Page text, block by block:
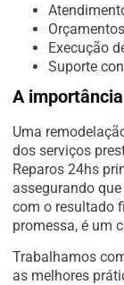
Execução
Suporte
A
Uma
dos serviços
Reparos 24hs
assegurando
com o resultado
promessa, é um
Trabalhamos
as melhores